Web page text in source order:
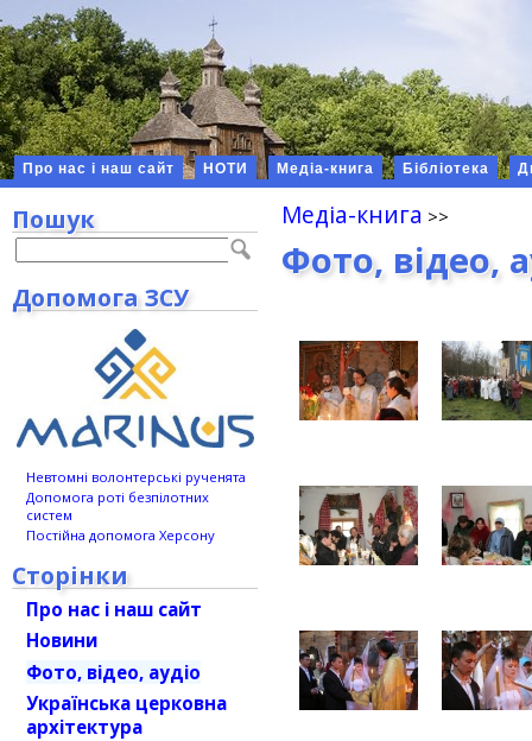
Про нас і наш сайт НОТИ Медіа-книга Бібліотека
Медіа-книга
Фото, відео,
Пошук
Допомога ЗСУ
Невтомні волонтерські рученята
Допомога роті безпілотних
систем
Постійна допомога Херсону
Сторінки
Про нас і наш сайт
Новини
Фото, відео, аудіо
Українська церковна
архітектура